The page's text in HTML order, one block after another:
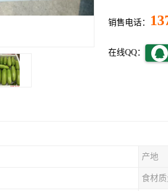
销售电话：
在线QQ：
产地
食材质